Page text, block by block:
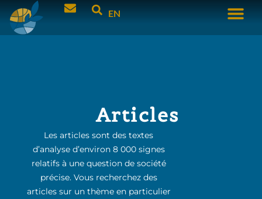
EN
Articles
Les articles sont des textes
d’analyse d’environ 8 000 signes
relatifs à une question de société
précise. Vous recherchez des
articles sur un thème en particulier